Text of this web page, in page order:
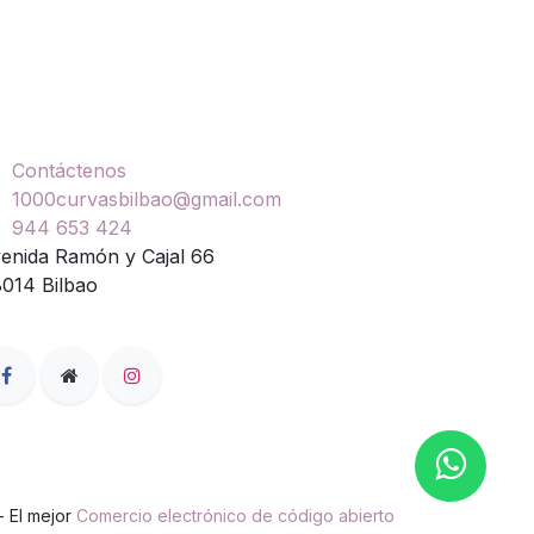
Contáctenos
1000curvasbilbao@gmail.com
944 653 424
Ramón y Cajal 66
Bilbao
El mejor Comercio electrónico de código abierto